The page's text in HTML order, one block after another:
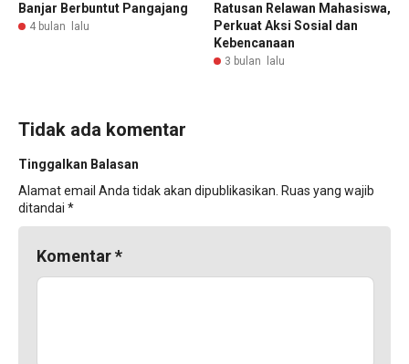
Banjar Berbuntut Pangajang
4 bulan lalu
Ratusan Relawan Mahasiswa,
Perkuat Aksi Sosial dan
Kebencanaan
3 bulan lalu
Tidak ada komentar
Tinggalkan Balasan
Alamat email Anda tidak akan dipublikasikan. Ruas yang wajib
ditandai *
Komentar*